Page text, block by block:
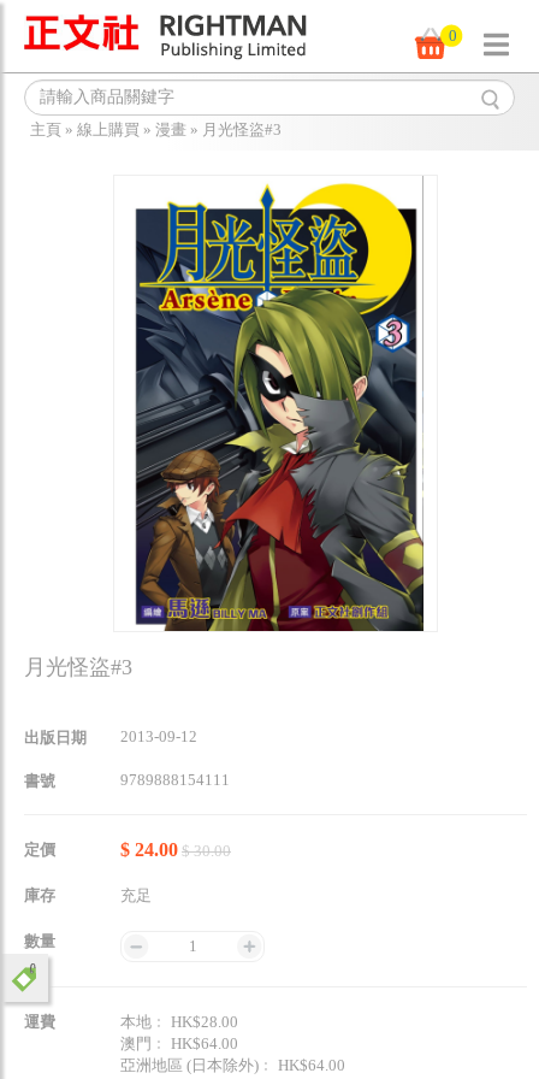
0
主頁 » 線上購買 » 漫畫 » 月光怪盜#3
月光怪盜#3
出版日期 2013-09-12
書號 9789888154111
定價 $ 24.00 $ 30.00
庫存 充足
數量 1
運費
本地﹕ HK$28.00
澳門﹕ HK$64.00
亞洲地區 (日本除外)﹕ HK$64.00